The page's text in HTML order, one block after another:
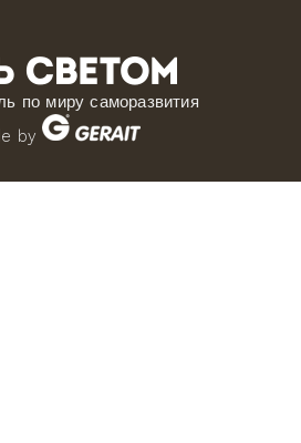
по миру саморазвития
by